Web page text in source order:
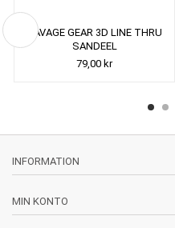
SAVAGE GEAR 3D LINE THRU
SANDEEL
79,00 kr
INFORMATION
MIN KONTO